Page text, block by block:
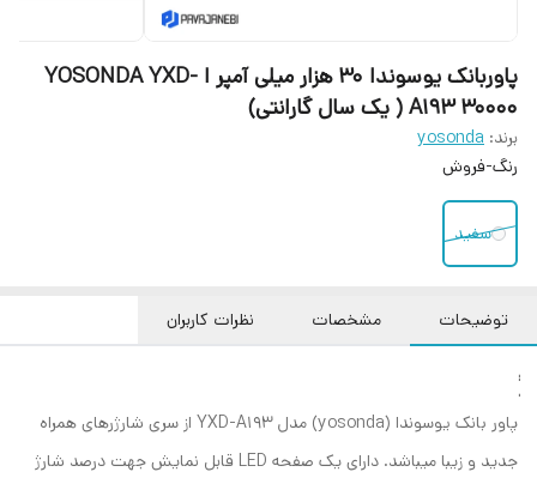
پاوربانک یوسوندا 30 هزار میلی آمپر ا YOSONDA YXD-
A193 30000 ( یک سال گارانتی)
برند: yosonda
رنگ-فروش
سفید
توضیحات مشخصات نظرات کاربران
پاور بانک یوسوندا (yosonda) مدل YXD-A193 از سری شارژرهای همراه
جدید و زیبا میباشد. دارای یک صفحه LED قابل نمایش جهت درصد شارژ